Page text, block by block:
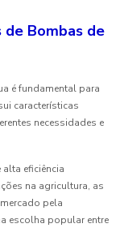
de Bombas de
é fundamental para
características
necessidades e
eficiência
na agricultura, as
pela
escolha popular entre